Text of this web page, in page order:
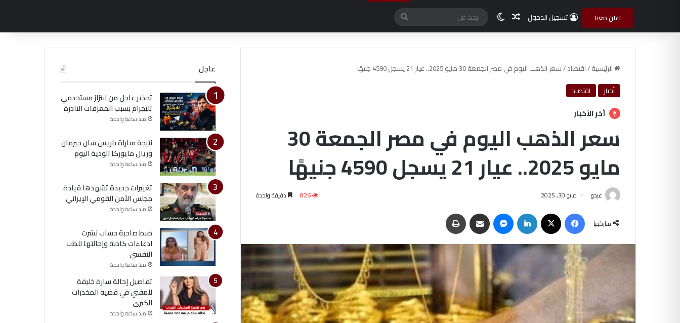
اعلن معنا تسجيل الدخول مقال عشوائي
الوضع المظلم
بحث
عن
الرئيسية/اقتصاد/سعر الذهب اليوم في مصر الجمعة 30 مايو 2025.. عيار 21 يسجل 4590 جنيهًا
أخبار
اقتصاد
أخر الأخبار
سعر الذهب اليوم في مصر الجمعة 30
مايو 2025.. عيار 21 يسجل 4590 جنيهًا
عبدو مايو 30, 2025 826 دقيقة واحدة
شاركها
فيسبوك لينكدإن ماسنجر مشاركة عبر البريد
عاجل
تحذير عاجل من ابتزاز مستخدمي
تليجرام بسبب المعرفات النادرة
منذ ساعة واحدة
نتيجة مباراة باريس سان جيرمان
وريال مايوركا الودية اليوم
منذ ساعة واحدة
تغييرات جديدة تشهدها قيادة
مجلس الأمن القومي الإيراني
منذ ساعة واحدة
ضبط صاحبة حساب نشرت
ادعاءات كاذبة وإحالتها للطب
النفسي
منذ ساعة واحدة
تفاصيل إحالة سارة خليفة
للمفتي في قضية المخدرات
الكبرى
منذ ساعة واحدة